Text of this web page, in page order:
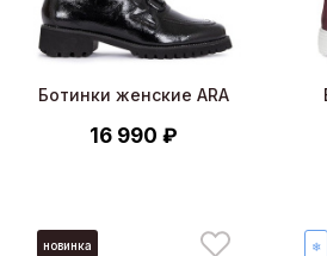
Ботинки женские ARA
16 990 ₽
новинка ❄